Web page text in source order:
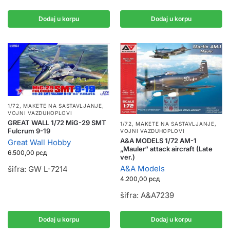
Dodaj u korpu Dodaj u korpu
1/72,MAKETE NA SASTAVLJANJE,
VOJNI VAZDUHOPLOVI
GREAT WALL 1/72 MiG-29 SMT
Fulcrum 9-19
Great Wall Hobby
6.500,00 рсд
šifra: GW L-7214
Dodaj u korpu
1/72,MAKETE NA SASTAVLJANJE,
VOJNI VAZDUHOPLOVI
A&A MODELS 1/72 AM-1
„Mauler“ attack aircraft (Late
ver.)
A&A Models
4.200,00 рсд
šifra: A&A7239
Dodaj u korpu